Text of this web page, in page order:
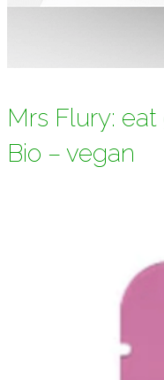
Mrs Flury:
Bio – vegan